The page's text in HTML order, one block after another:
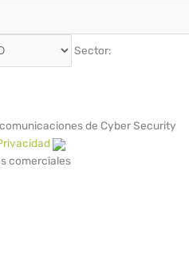
Sector:
de Cyber Security
comerciales